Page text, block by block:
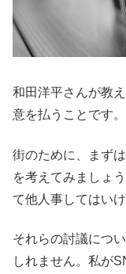
和田洋平さんが教
意を払うことです。
街のために、まず
を考えてみましょ
て他人事してはいけ
それらの討議につ
しれません。私が